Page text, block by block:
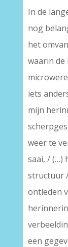
In de
nog
het
waarin de
iets
mijn
weer te
saai, / (…)
structuur
ontleden
een